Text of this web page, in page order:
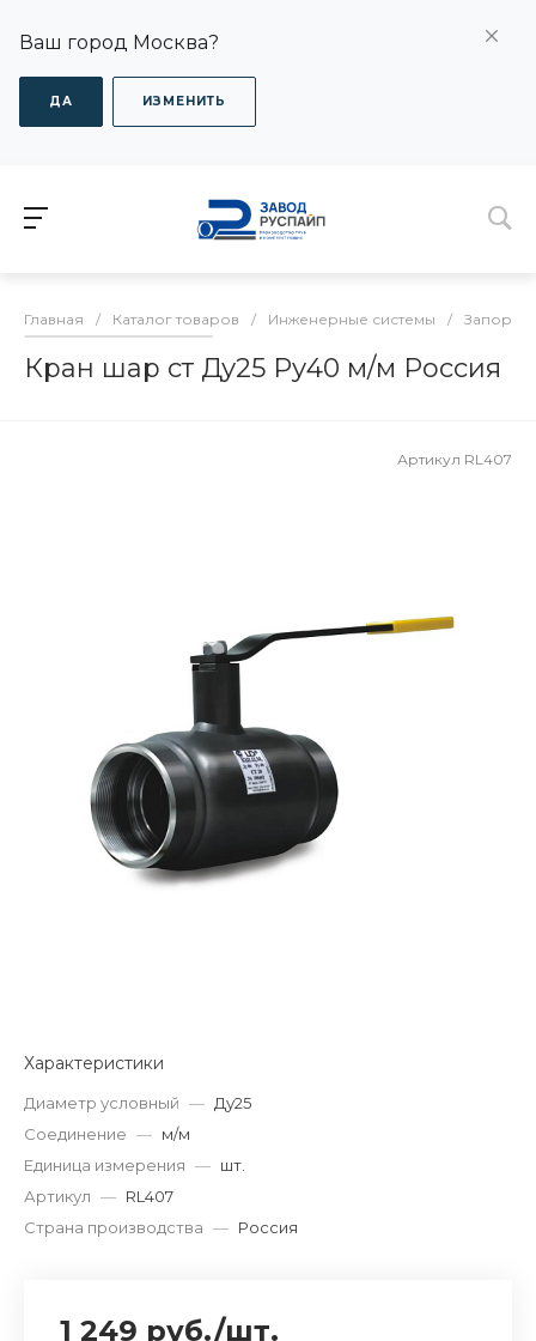
Ваш город Москва?
ДА ИЗМЕНИТЬ
Главная / Каталог товаров / Инженерные системы /
Кран шар ст Ду25 Ру40 м/м Россия
Артикул RL407
Характеристики
Диаметр условный — Ду25
Соединение — м/м
Единица измерения — шт.
Артикул — RL407
Страна производства — Россия
1 249 руб./шт.